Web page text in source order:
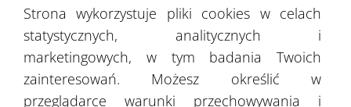
Hale sportowe
Do przygotowania zadaszonej imprezy lub
Strona wykorzystuje pliki cookies w celach
statystycznych, analitycznych i
marketingowych, w tym badania Twoich
zainteresowań. Możesz określić w
przeglądarce warunki przechowywania i